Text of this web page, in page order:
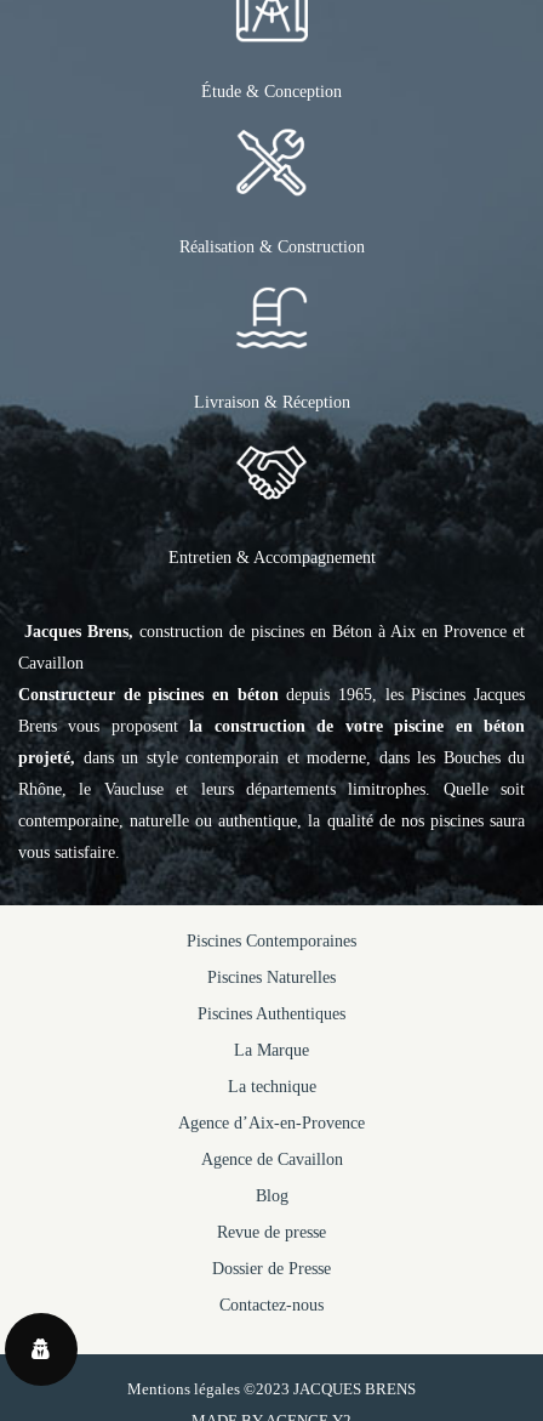
Étude & Conception
Réalisation & Construction
Livraison & Réception
Entretien & Accompagnement
Jacques Brens, construction de piscines en Béton à Aix en Provence et
Cavaillon
Constructeur de piscines en bétondepuis 1965, les Piscines Jacques
Brens vous proposentla construction de votre piscine en béton
projeté, dans un style contemporain et moderne, dans les Bouches du
Rhône, le Vaucluse et leurs départements limitrophes. Quelle soit
contemporaine, naturelle ou authentique, la qualité de nos piscines saura
vous satisfaire.
Piscines Contemporaines
Piscines Naturelles
Piscines Authentiques
La Marque
La technique
Agence d’Aix-en-Provence
Agence de Cavaillon
Blog
Revue de presse
Dossier de Presse
Contactez-nous
Mentions légales ©2023 JACQUES BRENS